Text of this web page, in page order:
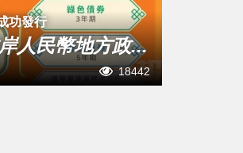
功發行
人民幣地方政...
18442